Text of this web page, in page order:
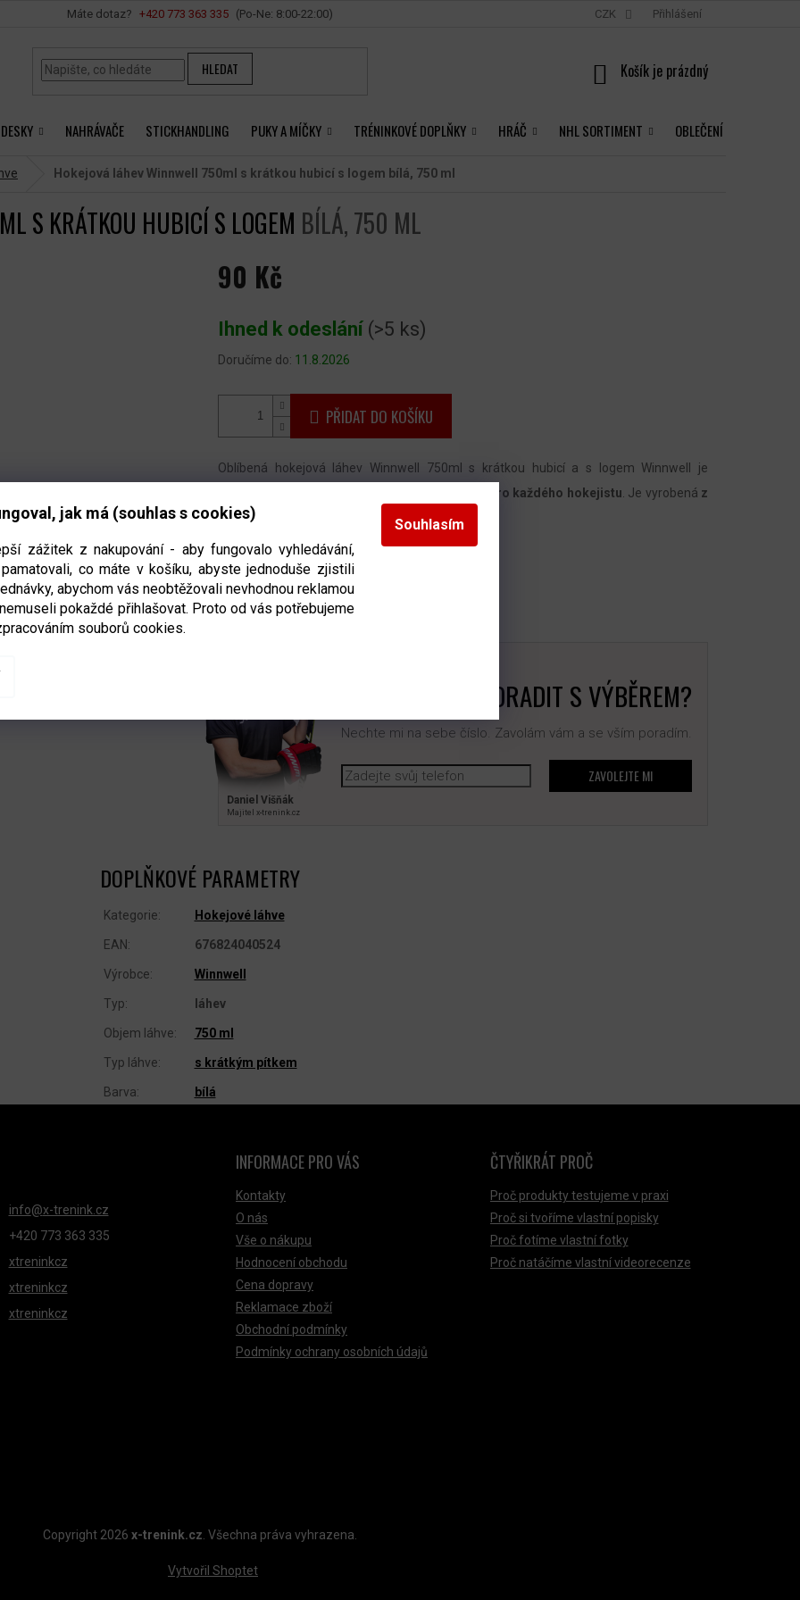
jak má (souhlas s cookies)
zážitek z nakupování - aby fungovalo vyhledávání,
co máte v košíku, abyste jednoduše zjistili
abychom vás neobtěžovali nevhodnou reklamou
pokaždé přihlašovat. Proto od vás potřebujeme
souborů cookies.
Souhlasím
+420 ‭773 363 335
Vše o nákupu CZK Přihlášení
HLEDAT
NÁKUPNÍ
NAHRÁVAČE STICKHANDLING PUKY A MÍČKY TRÉNINKOVÉ DOPLŇKY HRÁČ NHL SORTIMENT OBLEČENÍ
Hokejová láhev Winnwell 750ml s krátkou hubicí s logem bílá, 750 ml
S KRÁTKOU HUBICÍ S LOGEM BÍLÁ, 750 ML
90 Kč
cena:
Ihned k odeslání (>5 ks)
Doručíme do: 11.8.2026
PŘIDAT DO KOŠÍKU
Oblíbená hokejová láhev Winnwell 750ml s krátkou hubicí a s logem Winnwell je
příjemným a především nezbytným doplňkem pro každého hokejistu . Je vyrobená z
odolného plastu
a zaručuje dlouhou životnost.
Detailní informace
Daniel Višňák
Majitel x‑trenink.cz
POTŘEBUJETE PORADIT S VÝBĚREM?
Nechte mi na sebe číslo. Zavolám vám a se vším poradím.
ZAVOLEJTE MI
DOPLŇKOVÉ PARAMETRY
Kategorie: Hokejové láhve
EAN: 676824040524
Výrobce: Winnwell
Typ: láhev
Objem láhve: 750 ml
Typ láhve: s krátkým pítkem
Barva: bílá
info@x-trenink.cz
+420 ‭773 363 335
xtreninkcz
xtreninkcz
xtreninkcz
INFORMACE PRO VÁS
Kontakty
O nás
Vše o nákupu
Hodnocení obchodu
Cena dopravy
Reklamace zboží
Obchodní podmínky
Podmínky ochrany osobních údajů
ČTYŘIKRÁT PROČ
Proč produkty testujeme v praxi
Proč si tvoříme vlastní popisky
Proč fotíme vlastní fotky
Proč natáčíme vlastní videorecenze
Vytvořil Shoptet
Copyright 2026 x-trenink.cz. Všechna práva vyhrazena.